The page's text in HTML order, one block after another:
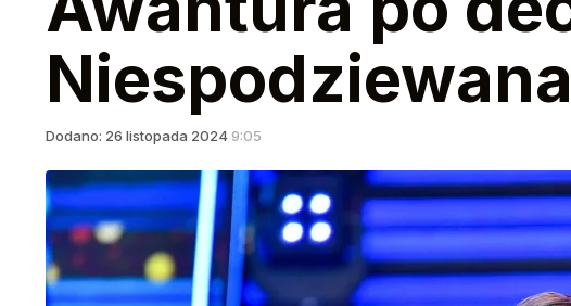
Dodano: 26 listopada 2024 9:05